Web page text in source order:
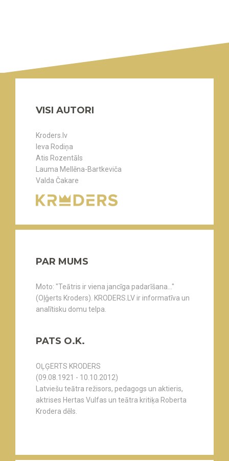
VISI AUTORI
Kroders.lv
Ieva Rodiņa
Atis Rozentāls
Lauma Mellēna-Bartkeviča
Valda Čakare
PAR MUMS
Moto: "Teātris ir viena jancīga padarīšana..."
(Oļģerts Kroders). KRODERS.LV ir informatīva un
analītisku domu telpa.
PATS O.K.
OĻĢERTS KRODERS
(09.08.1921 - 10.10.2012)
Latviešu teātra režisors, pedagogs un aktieris,
aktrises Hertas Vulfas un teātra kritiķa Roberta
Krodera dēls.